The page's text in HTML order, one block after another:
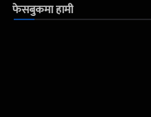
फेसबुकमा हामी